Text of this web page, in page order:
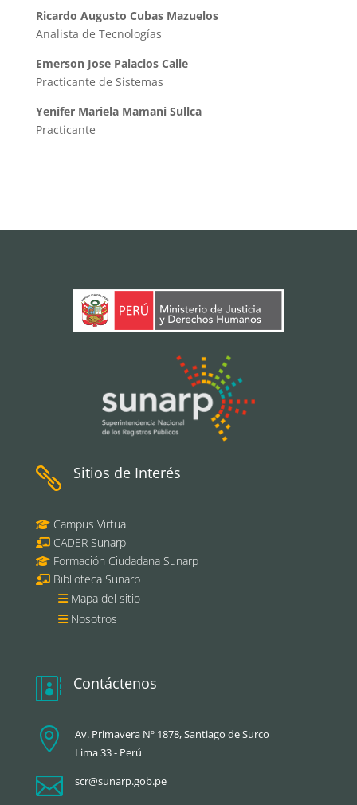
Ricardo Augusto Cubas Mazuelos
Analista de Tecnologías
Emerson Jose Palacios Calle
Practicante de Sistemas
Yenifer Mariela Mamani Sullca
Practicante
 Sitios de Interés
Campus Virtual
CADER Sunarp
Formación Ciudadana Sunarp
Biblioteca Sunarp
Mapa del sitio
Nosotros
 Contáctenos

Av. Primavera Nº 1878, Santiago de Surco
Lima 33 - Perú
 scr@sunarp.gob.pe